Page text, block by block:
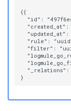
{{
"id":
"rule":
"filter":
"_relations":